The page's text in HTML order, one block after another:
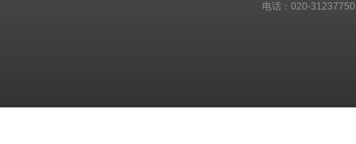
电话：020-